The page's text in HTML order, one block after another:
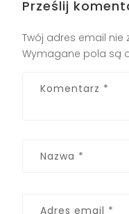
Prześlij
Twój adres email nie
Wymagane pola są